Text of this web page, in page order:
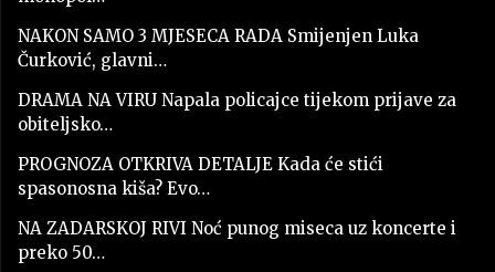
NAKON SAMO 3 MJESECA RADA Smijenjen Luka
Čurković, glavni…
DRAMA NA VIRU Napala policajce tijekom prijave za
obiteljsko…
PROGNOZA OTKRIVA DETALJE Kada će stići
spasonosna kiša? Evo…
NA ZADARSKOJ RIVI Noć punog miseca uz koncerte i
preko 50…